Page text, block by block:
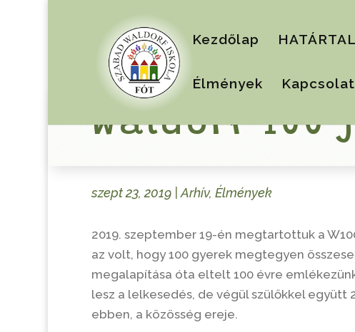
Kezdőlap
Élmények Kapcsolat
Waldorf
szept 23, 2019| Arhív, Élmények
2019. szeptember 19-én megtartottuk a
az volt, hogy 100 gyerek megtegyen
megalapítása óta eltelt 100 évre
lesz a lelkesedés, de végül szülőkkel
ebben, a közösség ereje.